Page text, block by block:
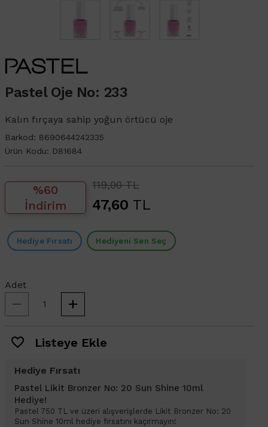
Pastel Oje No: 233
Kalın fırçaya sahip yoğun örtücü oje
Barkod: 8690644242335
Ürün Kodu: D81684
%60
İndirim
119,00 TL
47,60 TL
Hediye Fırsatı Hediyeni Sen Seç
Adet
Listeye Ekle
Hediye Fırsatı
Pastel Likit Bronzer No: 20 Sun Shine 10ml
Hediye!
Pastel 750 TL ve üzeri alışverişlerde Likit Bronzer No: 20
Sun Shine 10ml hediye fırsatını kaçırmayın!